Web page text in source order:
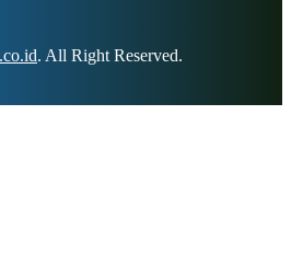
. All Right Reserved.